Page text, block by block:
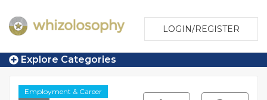
LOGIN/REGISTER
Explore Categories
Employment & Career